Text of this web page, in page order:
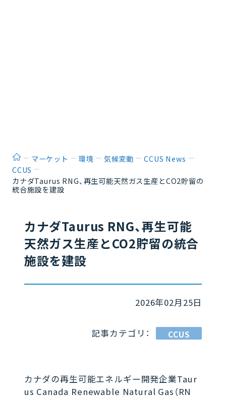
ホームマーケット 環境 気候変動
CCUS News
CCUS
カナダTaurus RNG、再生可能天然ガス生産とCO2貯留の
統合施設を建設
カナダTaurus RNG、再生可能
天然ガス生産とCO2貯留の統合
施設を建設
2026年02月25日
記事カテゴリ： CCUS
カナダの再生可能エネルギー開発企業Taur
us Canada Renewable Natural Gas（RN